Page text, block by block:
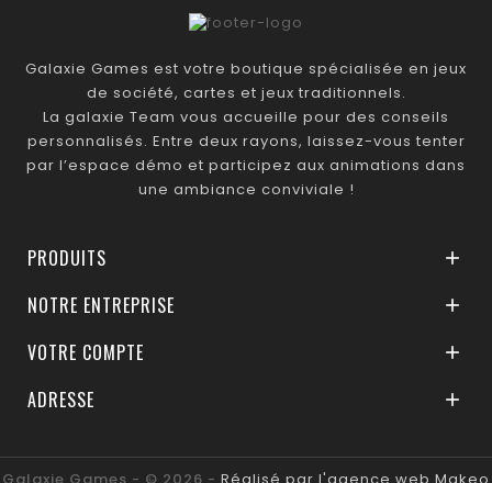
Galaxie Games est votre boutique spécialisée en jeux
de société, cartes et jeux traditionnels.
La galaxie Team vous accueille pour des conseils
personnalisés. Entre deux rayons, laissez-vous tenter
par l’espace démo et participez aux animations dans
une ambiance conviviale !
PRODUITS 
NOTRE ENTREPRISE 
VOTRE COMPTE 
ADRESSE 